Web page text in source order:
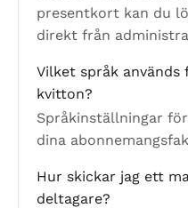
presentkort kan du
direkt från
Vilket språk
kvitton?
Språkinställningar
dina
Hur skickar jag ett
deltagare?